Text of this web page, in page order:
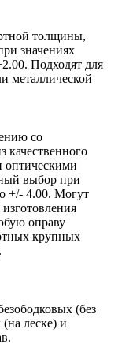
толщины,
значениях
Подходят для
металлической
со
качественного
оптическими
выбор при
+/- 4.00. Могут
оправу
крупных
(без
леске) и